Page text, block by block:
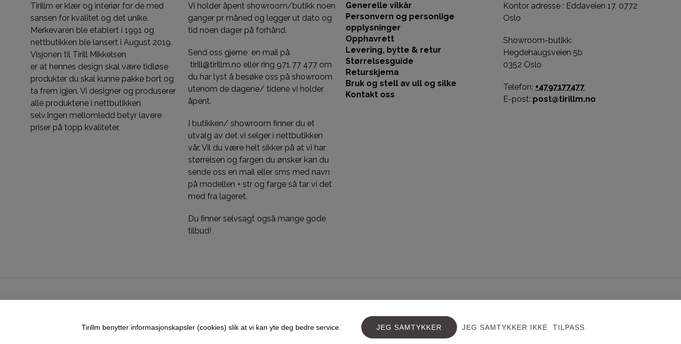
Tirillm er klær og interiør for de med
sansen for kvalitet og det unike.
Merkevaren ble etablert i 1991 og
nettbutikken ble lansert i August 2019.
Visjonen til Tirill Mikkelsen
er at hennes design skal være tidløse
produkter du skal kunne pakke bort og
ta frem igjen. Vi designer og produserer
alle produktene i nettbutikken
selv.Ingen mellomledd betyr lavere
priser på topp kvaliteter.
Vi holder åpent showroom/butikk noen
ganger pr måned og legger ut dato og
tid noen dager på forhånd.
Send oss gjerne en mail på
tirill@tirillm.no eller ring 971 77 477 om
du har lyst å besøke oss på showroom
utenom de dagene/ tidene vi holder
åpent.
I butikken/ showroom finner du et
utvalg av det vi selger i nettbutikken
vår. Vil du være helt sikker på at vi har
størrelsen og fargen du ønsker kan du
sende oss en mail eller sms med navn
på modellen + str og farge så tar vi det
med fra lageret.
Du finner selvsagt også mange gode
tilbud!
Generelle vilkår
Personvern og personlige
opplysninger
Opphavrett
Levering, bytte & retur
Størrelsesguide
Returskjema
Bruk og stell av ull og silke
Kontakt oss
Kontor adresse : Eddaveien 17, 0772
Oslo
Showroom-butikk:
Hegdehaugsveien 5b
0352 Oslo
Telefon: +4797177477
E-post: post@tirillm.no
Tirillm benytter informasjonskapsler (cookies) slik at vi kan yte deg bedre service.
JEG SAMTYKKER JEG SAMTYKKER IKKE TILPASS